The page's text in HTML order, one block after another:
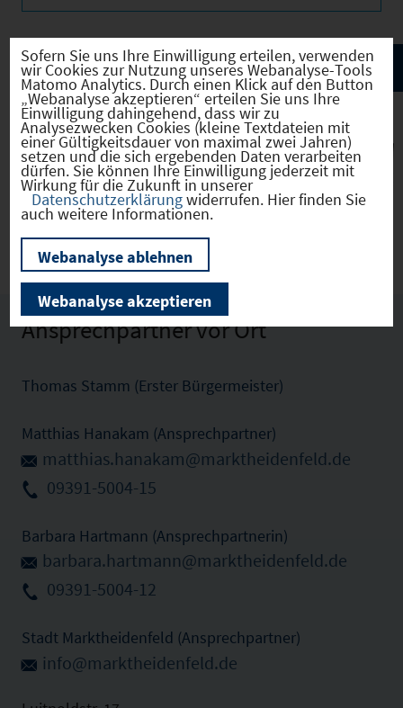
Marktheidenfeld(09677157)
Ansprechpartner vor Ort
Thomas Stamm (Erster Bürgermeister)
Matthias Hanakam (Ansprechpartner)
matthias.hanakam@marktheidenfeld.de
09391-5004-15
Barbara Hartmann (Ansprechpartnerin)
barbara.hartmann@marktheidenfeld.de
09391-5004-12
Stadt Marktheidenfeld (Ansprechpartner)
info@marktheidenfeld.de
Sofern Sie uns Ihre Einwilligung erteilen, verwenden
wir Cookies zur Nutzung unseres Webanalyse-Tools
Matomo Analytics. Durch einen Klick auf den Button
„Webanalyse akzeptieren“ erteilen Sie uns Ihre
Einwilligung dahingehend, dass wir zu
Analysezwecken Cookies (kleine Textdateien mit
einer Gültigkeitsdauer von maximal zwei Jahren)
setzen und die sich ergebenden Daten verarbeiten
dürfen. Sie können Ihre Einwilligung jederzeit mit
Wirkung für die Zukunft in unserer
Datenschutzerklärungwiderrufen. Hier finden Sie
auch weitere Informationen.
Webanalyse ablehnen
Webanalyse akzeptieren